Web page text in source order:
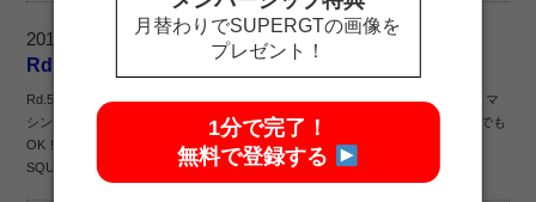
2019.07.31
Rd.5富士 フォトギャラリー『LINE』で写真大募集！
Rd.5富士（8月3日・4日開催）で皆さんが撮影した写真を『LINE』で大募集！マ
シン、ドライバー、グルメetc…今年のRd.5富士で撮影した写真であればなんでも
OK！みなさんが今年のRd.5富士で「ワクワクした瞬間」をぜひSUPER GT
SQUAREのLINEアカウントにシェアし...
月替わりでSUPERGTの画像を
プレゼント！
1分で完了！
無料で登録する